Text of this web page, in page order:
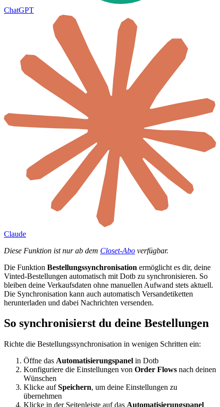
ChatGPT
Claude
Diese Funktion ist nur ab dem Closet-Abo verfügbar.
Die Funktion Bestellungssynchronisation ermöglicht es dir, deine
Vinted-Bestellungen automatisch mit Dotb zu synchronisieren. So
bleiben deine Verkaufsdaten ohne manuellen Aufwand stets aktuell.
Die Synchronisation kann auch automatisch Versandetiketten
herunterladen und dabei Nachrichten versenden.
So synchronisierst du deine Bestellungen
Richte die Bestellungssynchronisation in wenigen Schritten ein:
Öffne das Automatisierungspanel in Dotb
Konfiguriere die Einstellungen von Order Flows nach deinen
Wünschen
Klicke aufSpeichern, um deine Einstellungen zu
übernehmen
Klicke in der Seitenleiste auf das Automatisierungspanel